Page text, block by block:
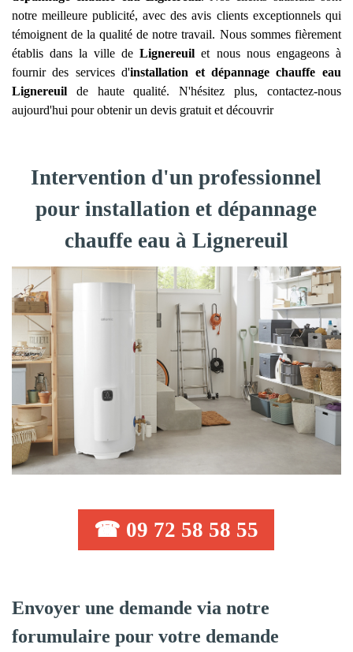
notre meilleure publicité, avec des avis clients exceptionnels qui
témoignent de la qualité de notre travail. Nous sommes fièrement
établis dans la ville deLignereuil et nous nous engageons à
fournir des services d'installation et dépannage chauffe eau
Lignereuil de haute qualité. N'hésitez plus, contactez-nous
aujourd'hui pour obtenir un devis gratuit et découvrir
Intervention d'un professionnel
pour installation et dépannage
chauffe eau à Lignereuil
☎ 09 72 58 58 55
Envoyer une demande via notre
forumulaire pour votre demande